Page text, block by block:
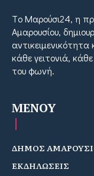
Tο Μαρούσι24, η
Αμαρουσίου,
κάθε γειτονιά,
του φωνή.
MENOY
ΔΗΜΟΣ
ΕΚΔΗΛΩΣΕΙΣ